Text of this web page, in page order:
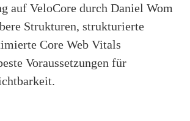
auf VeloCore durch Daniel Wom
Strukturen, strukturierte
Core Web Vitals
Voraussetzungen für